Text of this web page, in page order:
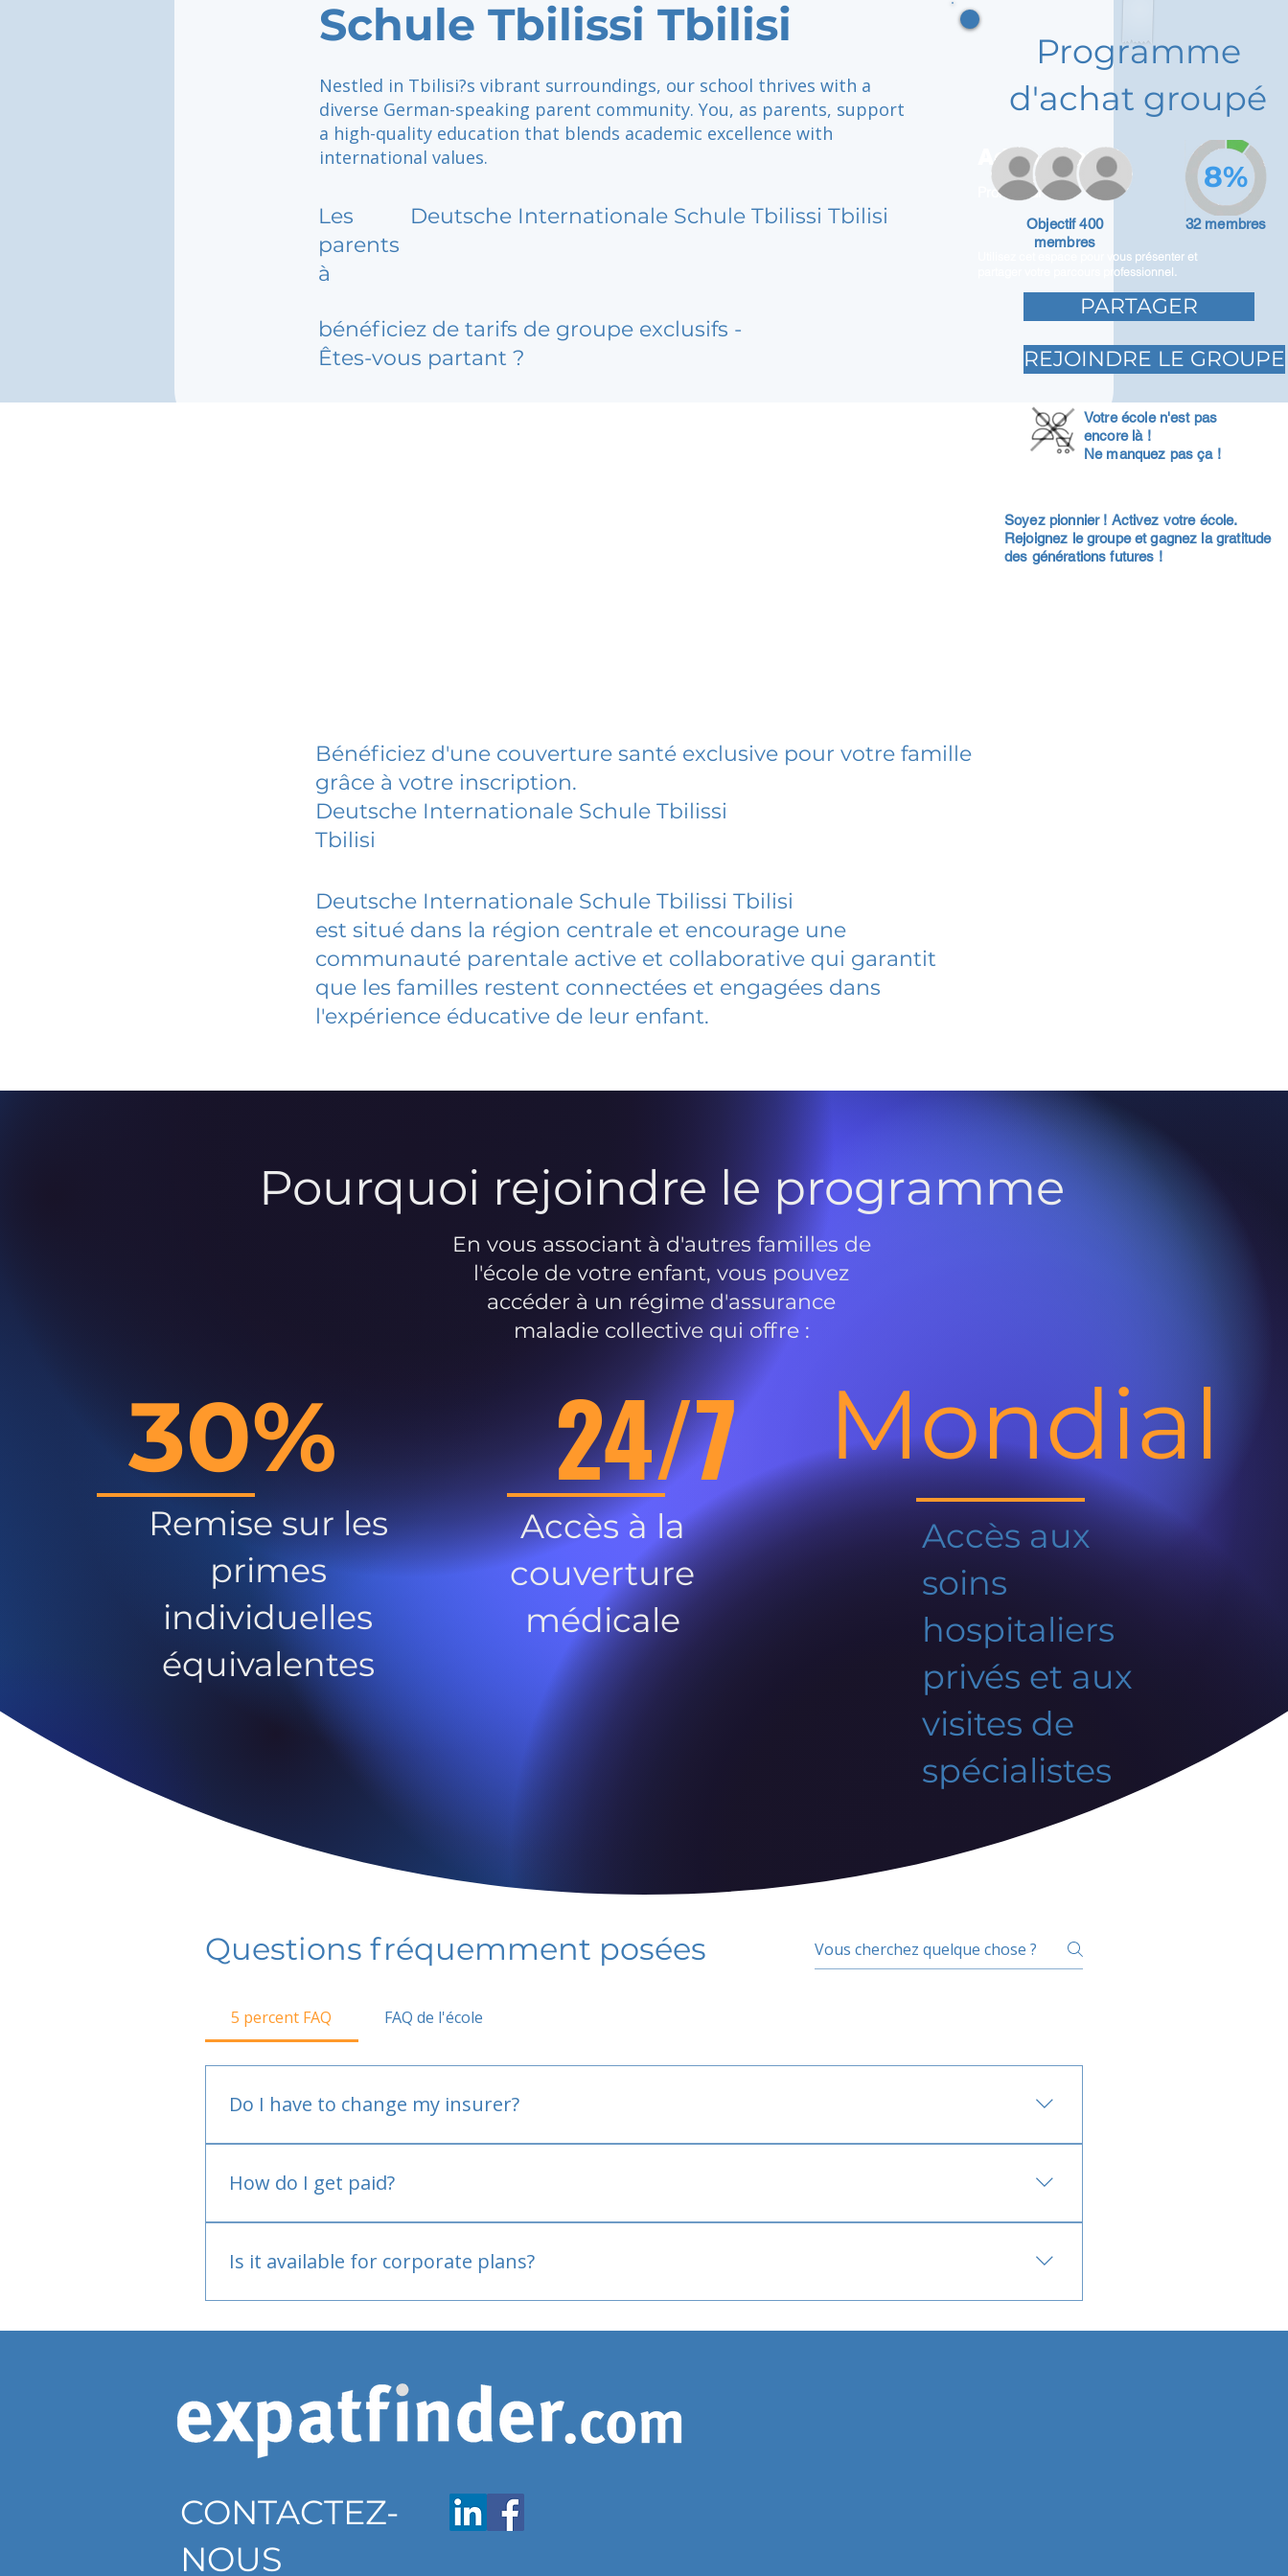
Schule Tbilissi Tbilisi
Nestled in Tbilisi?s vibrant surroundings, our school thrives with a
diverse German-speaking parent community. You, as parents, support
a high-quality education that blends academic excellence with
international values.
Les
parents
à
Deutsche Internationale Schule Tbilissi Tbilisi
bénéficiez de tarifs de groupe exclusifs -
Êtes-vous partant ?
Adam Caar
Promoteur
Utilisez cet espace pour vous présenter et
partager votre parcours professionnel.
Programme
d'achat groupé
Objectif 400
membres
32 membres
8%
PARTAGER
REJOINDRE LE GROUPE
Votre école n'est pas
encore là !
Ne manquez pas ça !
Soyez pionnier ! Activez votre école.
Rejoignez le groupe et gagnez la gratitude
des générations futures !
Bénéficiez d'une couverture santé exclusive pour votre famille
grâce à votre inscription.
Deutsche Internationale Schule Tbilissi
Tbilisi
Deutsche Internationale Schule Tbilissi Tbilisi
est situé dans la région centrale et encourage une
communauté parentale active et collaborative qui garantit
que les familles restent connectées et engagées dans
l'expérience éducative de leur enfant.
Pourquoi rejoindre le programme
En vous associant à d'autres familles de
l'école de votre enfant, vous pouvez
accéder à un régime d'assurance
maladie collective qui offre :
30%
Remise sur les
primes
individuelles
équivalentes
24/7
Accès à la
couverture
médicale
Mondial
Accès aux
soins
hospitaliers
privés et aux
visites de
spécialistes
Questions fréquemment posées
5 percent FAQ FAQ de l'école
Do I have to change my insurer?
How do I get paid?
Is it available for corporate plans?
CONTACTEZ-
NOUS